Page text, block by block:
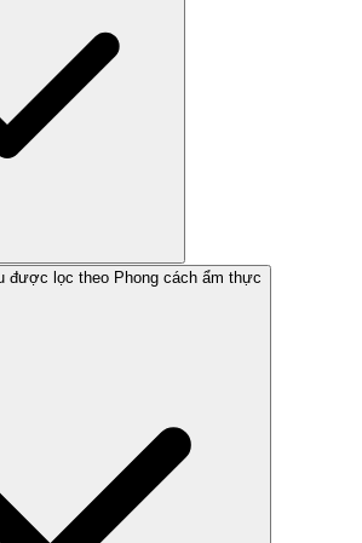
được lọc theo Phong cách ẩm thực